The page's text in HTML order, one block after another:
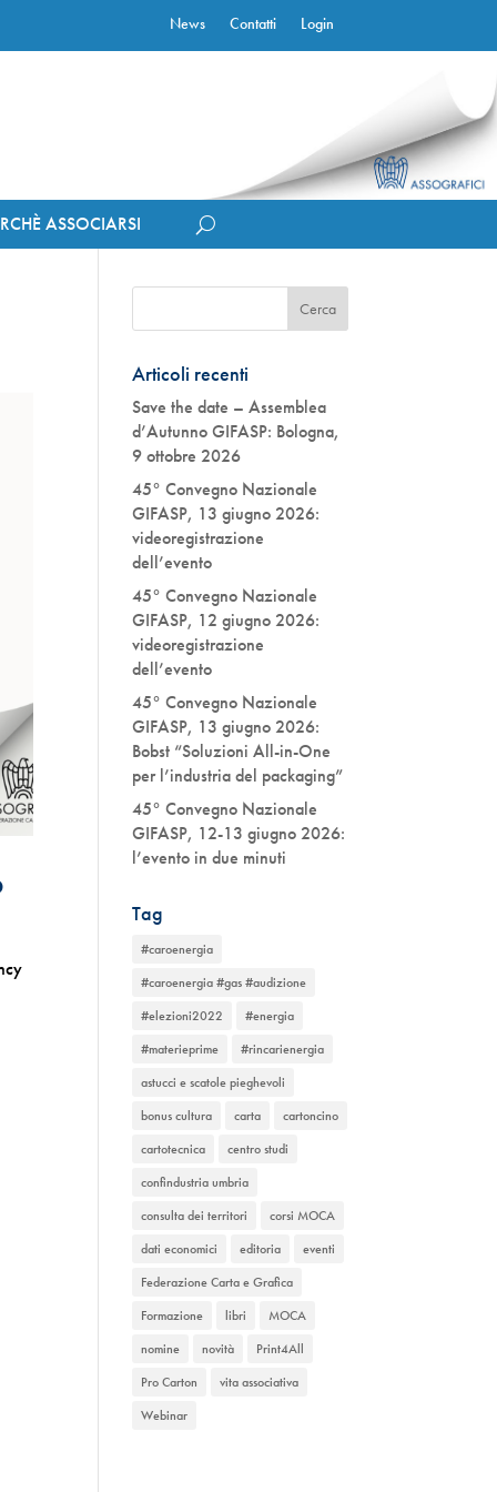
News Contatti Login
ASSOCIARSI
Articoli recenti
Save the date – Assemblea
d’Autunno GIFASP: Bologna,
9 ottobre 2026
45° Convegno Nazionale
GIFASP, 13 giugno 2026:
videoregistrazione
dell’evento
45° Convegno Nazionale
GIFASP, 12 giugno 2026:
videoregistrazione
dell’evento
45° Convegno Nazionale
GIFASP, 13 giugno 2026:
Bobst “Soluzioni All-in-One
per l’industria del packaging”
45° Convegno Nazionale
GIFASP, 12-13 giugno 2026:
l’evento in due minuti
Tag
#caroenergia
#caroenergia #gas #audizione
#elezioni2022
#energia
#materieprime
#rincarienergia
astucci e scatole pieghevoli
bonus cultura
carta
cartoncino
cartotecnica
centro studi
confindustria umbria
consulta dei territori
corsi MOCA
dati economici
editoria
eventi
Federazione Carta e Grafica
Formazione
libri
MOCA
nomine
novità
Print4All
Pro Carton
vita associativa
Webinar